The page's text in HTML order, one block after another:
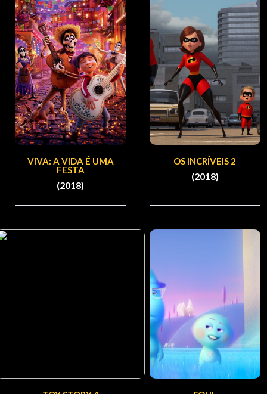
VIVA: A VIDA É UMA
FESTA
(2018)
OS INCRÍVEIS 2
(2018)